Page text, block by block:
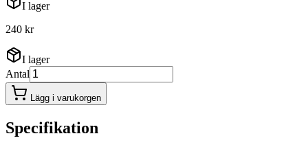
I lager
240 kr
I lager
Antal
Lägg i varukorgen
Specifikation